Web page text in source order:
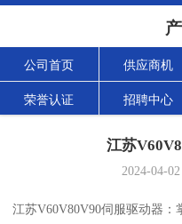
公司首页 供应商机
荣誉认证 招聘中心
江苏
2024-04-02
江苏V60V80V90伺服驱动器